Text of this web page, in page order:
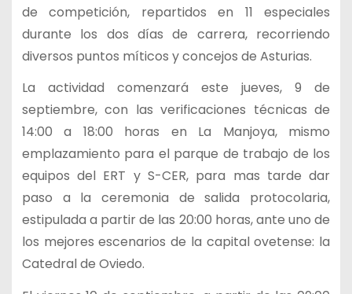
de competición, repartidos en 11 especiales
durante los dos días de carrera, recorriendo
diversos puntos míticos y concejos de Asturias.
La actividad comenzará este jueves, 9 de
septiembre, con las verificaciones técnicas de
14:00 a 18:00 horas en La Manjoya, mismo
emplazamiento para el parque de trabajo de los
equipos del ERT y S-CER, para mas tarde dar
paso a la ceremonia de salida protocolaria,
estipulada a partir de las 20:00 horas, ante uno de
los mejores escenarios de la capital ovetense: la
Catedral de Oviedo.